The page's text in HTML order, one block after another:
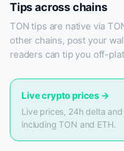
Tips across chains
TON tips are native via
other chains, post your
readers can tip you off-
Live crypto prices →
Live prices, 24h delta
including TON and ETH.